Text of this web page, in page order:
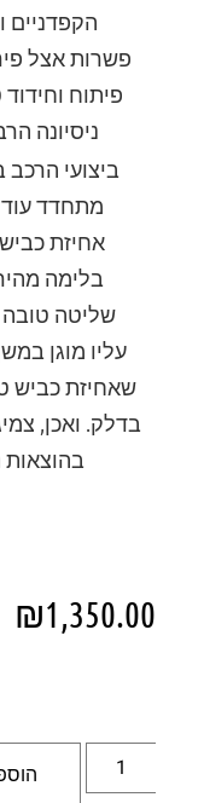
הקפדניים
פשרות אצל
פיתוח
ניסיונה
ביצועי
מתחדד עוד
אחיזת כביש
בלימה
שליטה טובה
עליו מוגן
שאחיזת כביש
בדלק. ואכן,
בהוצאות
₪1,350.00